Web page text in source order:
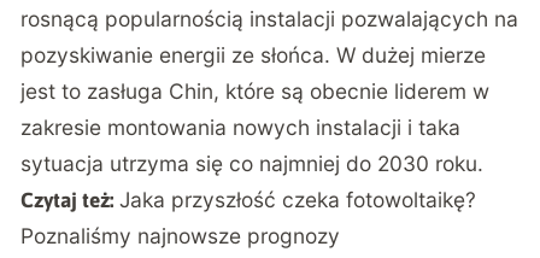
rosnącą popularnością instalacji pozwalających na
pozyskiwanie energii ze słońca. W dużej mierze
jest to zasługa Chin, które są obecnie liderem w
zakresie montowania nowych instalacji i taka
sytuacja utrzyma się co najmniej do 2030 roku.
Czytaj też: Jaka przyszłość czeka fotowoltaikę?
Poznaliśmy najnowsze prognozy